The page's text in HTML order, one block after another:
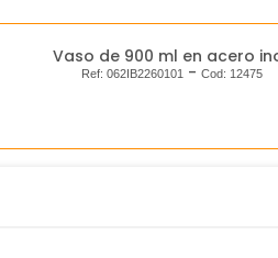
Vaso de 900 ml en acero
Ref:062IB2260101 -Cod: 12475